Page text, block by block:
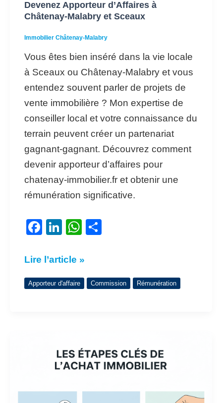
Devenez Apporteur d’Affaires à
Châtenay-Malabry et Sceaux
Immobilier Châtenay-Malabry
Vous êtes bien inséré dans la vie locale
à Sceaux ou Châtenay-Malabry et vous
entendez souvent parler de projets de
vente immobilière ? Mon expertise de
conseiller local et votre connaissance du
terrain peuvent créer un partenariat
gagnant-gagnant. Découvrez comment
devenir apporteur d’affaires pour
chatenay-immobilier.fr et obtenir une
rémunération significative.
F
c
e
b
Li
k
e
dI
W
at
s
A
g
er
Lire l’article »
Apporteur d'affaire Commission Rémunération
accédant :
complet